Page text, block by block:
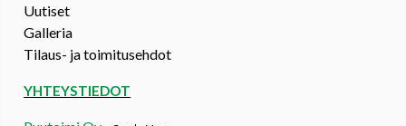
Uutiset
Galleria
Tilaus- ja toimitusehdot
YHTEYSTIEDOT